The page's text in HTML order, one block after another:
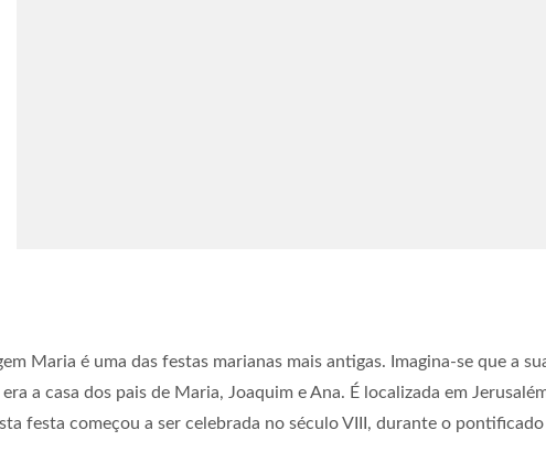
Maria é uma das festas marianas mais antigas. Imagina-se que a
a casa dos pais de Maria, Joaquim e Ana. É localizada em
festa começou a ser celebrada no século VIII, durante o